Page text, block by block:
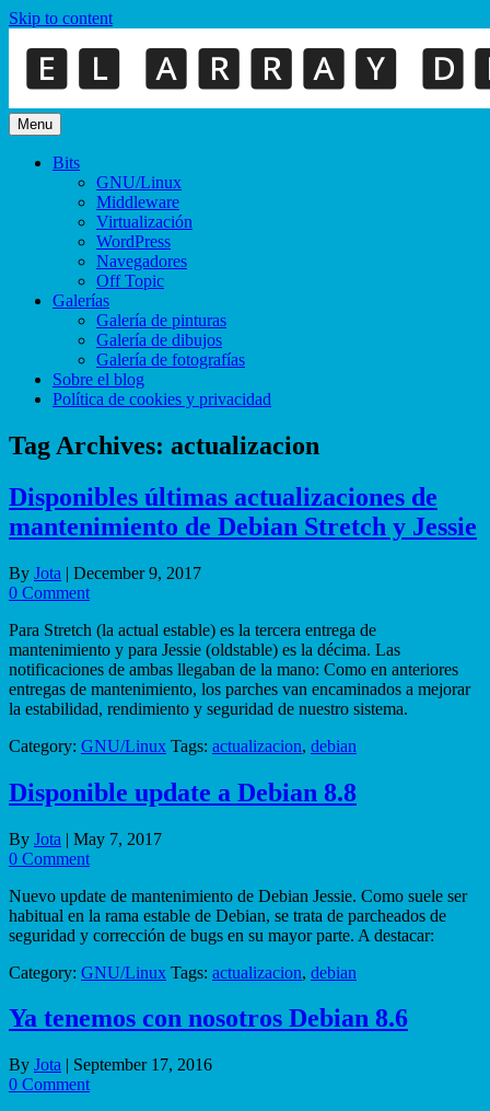
Skip to content
Menu
Bits
GNU/Linux
Middleware
Virtualización
WordPress
Navegadores
Off Topic
Galerías
Galería de pinturas
Galería de dibujos
Galería de fotografías
Sobre el blog
Política de cookies y privacidad
Tag Archives: actualizacion
Disponibles últimas actualizaciones de
mantenimiento de Debian Stretch y Jessie
By Jota | December 9, 2017
0 Comment
Para Stretch (la actual estable) es la tercera entrega de
mantenimiento y para Jessie (oldstable) es la décima. Las
notificaciones de ambas llegaban de la mano: Como en anteriores
entregas de mantenimiento, los parches van encaminados a mejorar
la estabilidad, rendimiento y seguridad de nuestro sistema.
Category: GNU/Linux Tags: actualizacion, debian
Disponible update a Debian 8.8
By Jota | May 7, 2017
0 Comment
Nuevo update de mantenimiento de Debian Jessie. Como suele ser
habitual en la rama estable de Debian, se trata de parcheados de
seguridad y corrección de bugs en su mayor parte. A destacar:
Category: GNU/Linux Tags: actualizacion, debian
Ya tenemos con nosotros Debian 8.6
By Jota | September 17, 2016
0 Comment